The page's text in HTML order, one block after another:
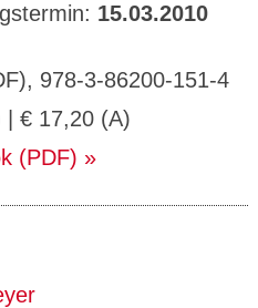
15.03.2010
978-3-86200-151-4
| € 17,20 (A)
(PDF)